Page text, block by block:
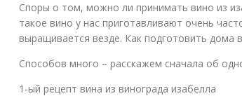
Споры о том, можно ли принимать вино из
такое вино у нас приготавливают очень
выращивается везде. Как подготовить дома
Способов много – расскажем сначала об
1-ый рецепт вина из винограда изабелла